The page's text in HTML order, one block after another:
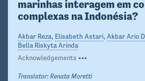
marinhas interagem em
complexas na Indonésia?
Akbar Reza, Elisabeth Astari, Akbar Ario
Bella Riskyta Arinda
Acknowledgements
Translator:Renata Moretti